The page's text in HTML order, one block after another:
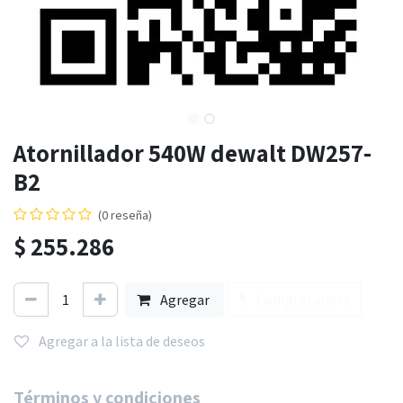
Atornillador 540W dewalt DW257-
B2
(0 reseña)
$255.286
Agregar
Agregar a la lista de deseos
Términos y condiciones